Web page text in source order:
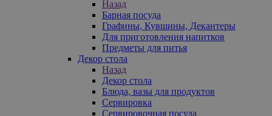
Назад
Барная посуда
Графины, Кувшины, Декантеры
Для приготовления напитков
Предметы для питья
Декор стола
Назад
Декор стола
Блюда, вазы для продуктов
Сервировка
Сервировочная посуда